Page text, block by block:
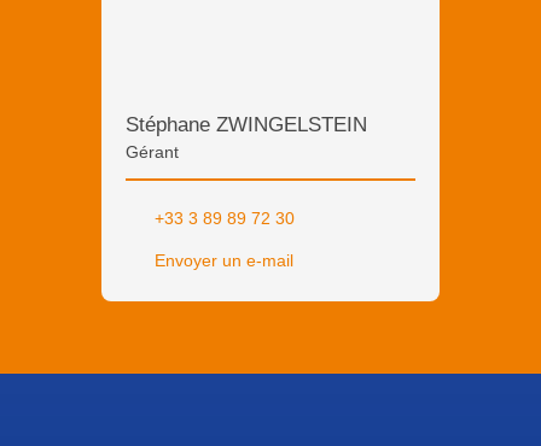
Stéphane ZWINGELSTEIN
Gérant
+33 3 89 89 72 30
Envoyer un e-mail